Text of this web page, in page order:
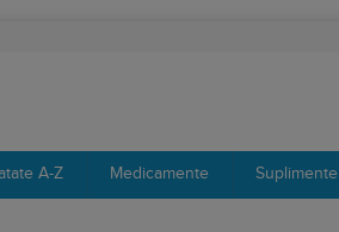
A-Z Medicamente Suplimente